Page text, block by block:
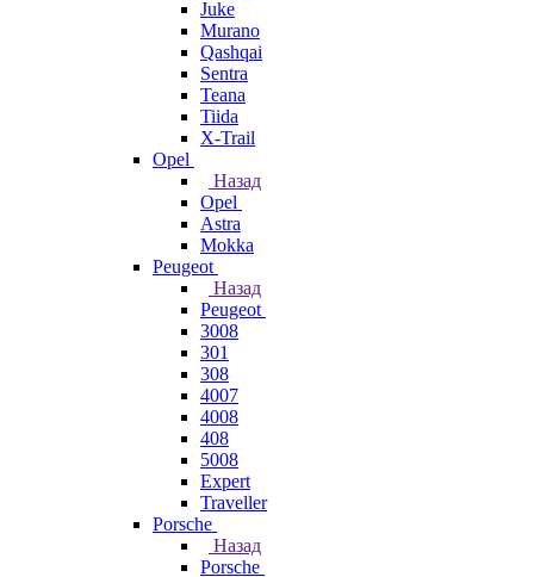
Juke
Murano
Qashqai
Sentra
Teana
Tiida
X-Trail
Opel
Назад
Opel
Astra
Mokka
Peugeot
Назад
Peugeot
3008
301
308
4007
4008
408
5008
Expert
Traveller
Porsche
Назад
Porsche